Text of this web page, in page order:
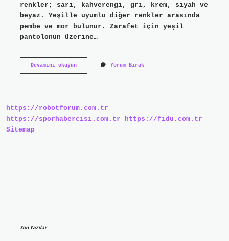
renkler; sarı, kahverengi, gri, krem, siyah ve
beyaz. Yeşille uyumlu diğer renkler arasında
pembe ve mor bulunur. Zarafet için yeşil
pantolonun üzerine…
Devamını okuyunYağ
Gider
Yorum Bırak
https://robotforum.com.tr
https://sporhabercisi.com.tr
https://fidu.com.tr
Sitemap
Son Yazılar